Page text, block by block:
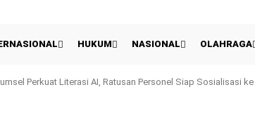
HUKUM NASIONAL OLAHRAGA
Presiden 2026: Persija Kalahkan Arema 3-1 Dan Raih